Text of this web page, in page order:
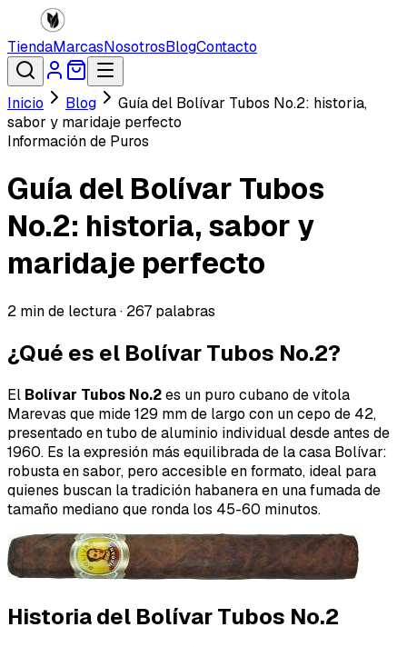
TiendaMarcasNosotrosBlogContacto
Inicio Blog
Guía del Bolívar Tubos No.2: historia,
sabor y maridaje perfecto
Información de Puros
Guía del Bolívar Tubos
No.2: historia, sabor y
maridaje perfecto
2 min de lectura · 267 palabras
¿Qué es el Bolívar Tubos No.2?
El Bolívar Tubos No.2es un puro cubano de vitola
Marevas que mide 129 mm de largo con un cepo de 42,
presentado en tubo de aluminio individual desde antes de
1960. Es la expresión más equilibrada de la casa Bolívar:
robusta en sabor, pero accesible en formato, ideal para
quienes buscan la tradición habanera en una fumada de
tamaño mediano que ronda los 45-60 minutos.
Historia del Bolívar Tubos No.2